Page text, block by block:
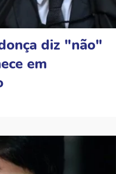
diz "não"
em